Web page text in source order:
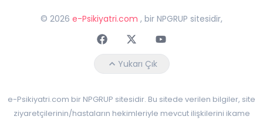
© 2026 e-Psikiyatri.com , bir NPGRUP sitesidir,
FaceebokTwitterYoutube
Yukarı Çık
e-Psikiyatri.com bir NPGRUP sitesidir. Bu sitede verilen bilgiler, site
ziyaretçilerinin/hastaların hekimleriyle mevcut ilişkilerini ikame